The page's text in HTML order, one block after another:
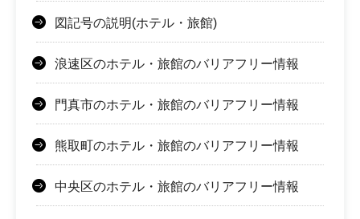
図記号の説明(ホテル・旅館)
浪速区のホテル・旅館のバリアフリー情報
門真市のホテル・旅館のバリアフリー情報
熊取町のホテル・旅館のバリアフリー情報
中央区のホテル・旅館のバリアフリー情報